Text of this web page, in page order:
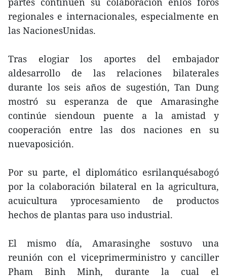
regionales e internacionales, especialmente en
las NacionesUnidas.
Tras elogiar los aportes del embajador
aldesarrollo de las relaciones bilaterales
durante los seis años de sugestión, Tan Dung
mostró su esperanza de que Amarasinghe
continúe siendoun puente a la amistad y
cooperación entre las dos naciones en su
nuevaposición.
Por su parte, el diplomático esrilanquésabogó
por la colaboración bilateral en la agricultura,
acuicultura yprocesamiento de productos
hechos de plantas para uso industrial.
El mismo día, Amarasinghe sostuvo una
reunión con el viceprimerministro y canciller
Pham Binh Minh, durante la cual el